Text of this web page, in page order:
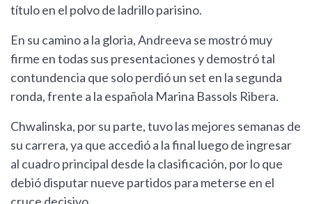
título en el polvo de ladrillo parisino.
En su camino a la gloria, Andreeva se mostró muy
firme en todas sus presentaciones y demostró tal
contundencia que solo perdió un set en la segunda
ronda, frente a la española Marina Bassols Ribera.
Chwalinska, por su parte, tuvo las mejores semanas de
su carrera, ya que accedió a la final luego de ingresar
al cuadro principal desde la clasificación, por lo que
debió disputar nueve partidos para meterse en el